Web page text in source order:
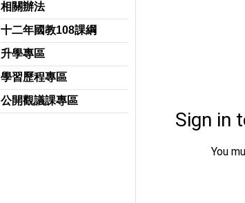
相關辦法
十二年國教108課綱
升學專區
學習歷程專區
公開觀議課專區